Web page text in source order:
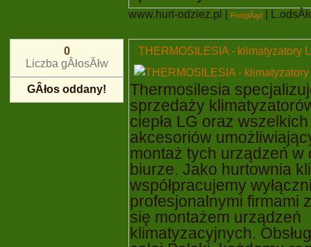
www.hurt-odziez.pl PodglÂąd |
0
Liczba gÂłosĂłw
GÂłos oddany!
THERMOSILESIA - klimatyzatory
Thermosilesia
sprzedaży
ciepła LG oraz
akcesoriów
montaż tych urządzeń w
biurze. Jako hurtownia
współpracujemy
profesjonalnymi firmami
się montażem urządzeń
klimatyzacyjnych.